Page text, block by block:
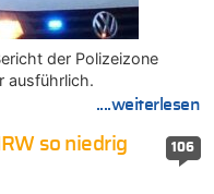
der Polizeizone
ausführlich.
....weiterlesen
106
so niedrig